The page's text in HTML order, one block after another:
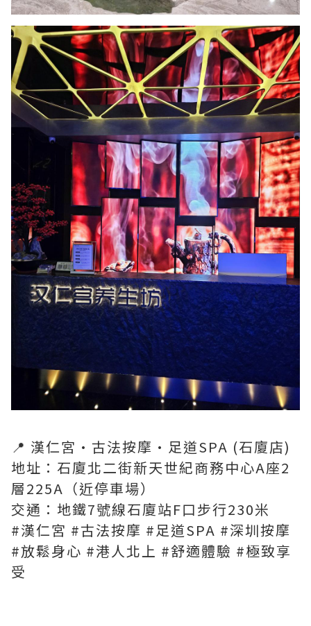
📍 漢仁宮·古法按摩·足道SPA (石廈店)
地址：石廈北二街新天世紀商務中心A座2
層225A（近停車場）
交通：地鐵7號線石廈站F口步行230米
#漢仁宮 #古法按摩 #足道SPA #深圳按摩
#放鬆身心 #港人北上 #舒適體驗 #極致享
受